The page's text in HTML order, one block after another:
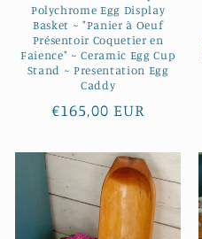
Polychrome Egg Display
Basket ~ "Panier à Oeuf
Présentoir Coquetier en
Faience" ~ Ceramic Egg Cup
Stand ~ Presentation Egg
Caddy
Prix
€165,00 EUR